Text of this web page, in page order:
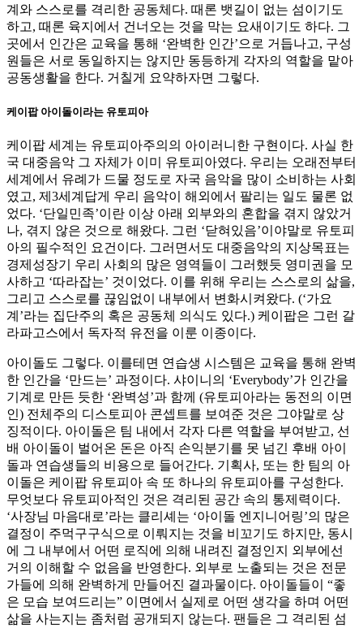
버
튼
:
케
이
피
아
의
항
구
계와 스스로를 격리한 공동체다. 때론 뱃길이 없는 섬이기도
하고, 때론 육지에서 건너오는 것을 막는 요새이기도 하다. 그
곳에서 인간은 교육을 통해 ‘완벽한 인간’으로 거듭나고, 구성
원들은 서로 동일하지는 않지만 동등하게 각자의 역할을 맡아
공동생활을 한다. 거칠게 요약하자면 그렇다.
케이팝 아이돌이라는 유토피아
케이팝 세계는 유토피아주의의 아이러니한 구현이다. 사실 한
국 대중음악 그 자체가 이미 유토피아였다. 우리는 오래전부터
세계에서 유례가 드물 정도로 자국 음악을 많이 소비하는 사회
였고, 제3세계답게 우리 음악이 해외에서 팔리는 일도 물론 없
었다. ‘단일민족’이란 이상 아래 외부와의 혼합을 겪지 않았거
나, 겪지 않은 것으로 해왔다. 그런 ‘닫혀있음’이야말로 유토피
아의 필수적인 요건이다. 그러면서도 대중음악의 지상목표는
경제성장기 우리 사회의 많은 영역들이 그러했듯 영미권을 모
사하고 ‘따라잡는’ 것이었다. 이를 위해 우리는 스스로의 삶을,
그리고 스스로를 끊임없이 내부에서 변화시켜왔다. (‘가요
계’라는 집단주의 혹은 공동체 의식도 있다.) 케이팝은 그런 갈
라파고스에서 독자적 유전을 이룬 이종이다.
아이돌도 그렇다. 이를테면 연습생 시스템은 교육을 통해 완벽
한 인간을 ‘만드는’ 과정이다. 샤이니의 ‘Everybody’가 인간을
기계로 만든 듯한 ‘완벽성’과 함께 (유토피아라는 동전의 이면
인) 전체주의 디스토피아 콘셉트를 보여준 것은 그야말로 상
징적이다. 아이돌은 팀 내에서 각자 다른 역할을 부여받고, 선
배 아이돌이 벌어온 돈은 아직 손익분기를 못 넘긴 후배 아이
돌과 연습생들의 비용으로 들어간다. 기획사, 또는 한 팀의 아
이돌은 케이팝 유토피아 속 또 하나의 유토피아를 구성한다.
무엇보다 유토피아적인 것은 격리된 공간 속의 통제력이다.
‘사장님 마음대로’라는 클리셰는 ‘아이돌 엔지니어링’의 많은
결정이 주먹구구식으로 이뤄지는 것을 비꼬기도 하지만, 동시
에 그 내부에서 어떤 로직에 의해 내려진 결정인지 외부에선
거의 이해할 수 없음을 반영한다. 외부로 노출되는 것은 전문
가들에 의해 완벽하게 만들어진 결과물이다. 아이돌들이 “좋
은 모습 보여드리는” 이면에서 실제로 어떤 생각을 하며 어떤
삶을 사는지는 좀처럼 공개되지 않는다. 팬들은 그 격리된 섬